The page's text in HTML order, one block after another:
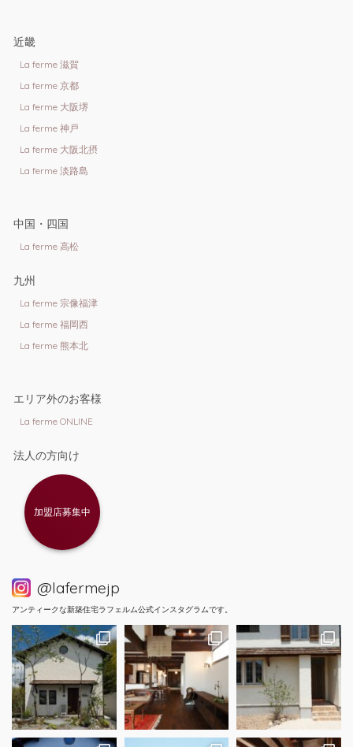
近畿
La ferme 滋賀
La ferme 京都
La ferme 大阪堺
La ferme 神戸
La ferme 大阪北摂
La ferme 淡路島
中国・四国
La ferme 高松
九州
La ferme 宗像福津
La ferme 福岡西
La ferme 熊本北
エリア外のお客様
La ferme ONLINE
法人の方向け
加盟店募集中
@lafermejp
アンティークな新築住宅ラフェルム公式インスタグラムです。